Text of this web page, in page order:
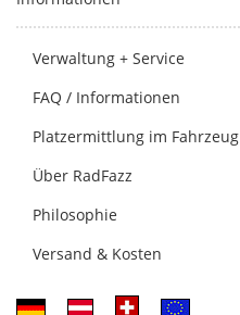
Verwaltung + Service
FAQ / Informationen
Platzermittlung im Fahrzeug
Über RadFazz
Philosophie
Versand & Kosten